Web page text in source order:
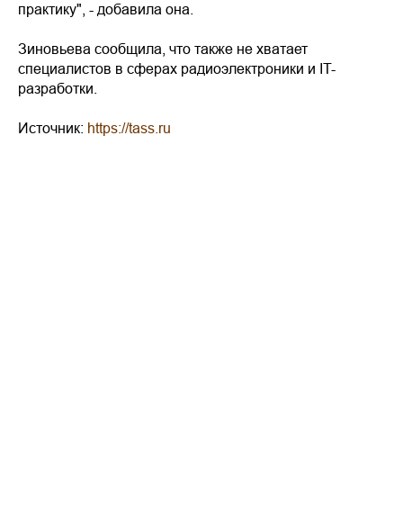
практику", - добавила она.
Зиновьева сообщила, что также не хватает
специалистов в сферах радиоэлектроники и IT-
разработки.
Источник: https://tass.ru